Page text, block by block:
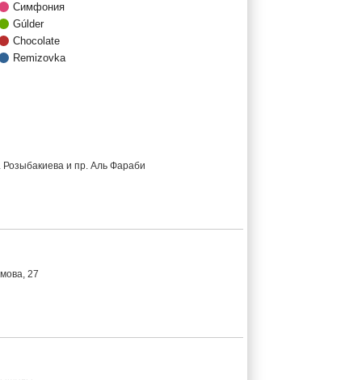
Симфония
Gúlder
Chocolate
Remizovka
и пр. Аль Фараби
27